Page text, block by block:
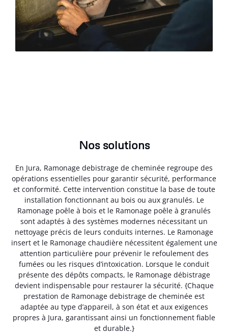
Nos solutions
En Jura, Ramonage debistrage de cheminée regroupe des
opérations essentielles pour garantir sécurité, performance
et conformité. Cette intervention constitue la base de toute
installation fonctionnant au bois ou aux granulés. Le
Ramonage poêle à bois et le Ramonage poêle à granulés
sont adaptés à des systèmes modernes nécessitant un
nettoyage précis de leurs conduits internes. Le Ramonage
insert et le Ramonage chaudière nécessitent également une
attention particulière pour prévenir le refoulement des
fumées ou les risques d’intoxication. Lorsque le conduit
présente des dépôts compacts, le Ramonage débistrage
devient indispensable pour restaurer la sécurité. {Chaque
prestation de Ramonage debistrage de cheminée est
adaptée au type d’appareil, à son état et aux exigences
propres à Jura, garantissant ainsi un fonctionnement fiable
et durable.}